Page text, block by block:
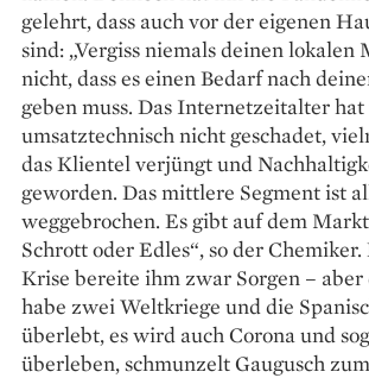
gelehrt, dass auch vor der eigenen
sind: „Vergiss niemals deinen lokalen
nicht, dass es einen Bedarf nach
geben muss. Das Internetzeitalter hat
umsatztechnisch nicht geschadet,
das Klientel verjüngt und
geworden. Das mittlere Segment ist
weggebrochen. Es gibt auf dem
Schrott oder Edles“, so der
Krise bereite ihm zwar Sorgen – aber
habe zwei Weltkriege und die
überlebt, es wird auch Corona und
überleben, schmunzelt Gaugusch